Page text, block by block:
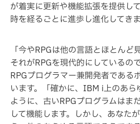
が着実に更新や機能拡張を提供し
時を経るごとに進歩し進化してきま
「今やRPGは他の言語とほとんど
それがRPGを現代的にしているの
RPGプログラマー兼開発者である
います。「確かに、IBM i上のあら
ように、古いRPGプログラムはま
して機能します。しかし、あなた